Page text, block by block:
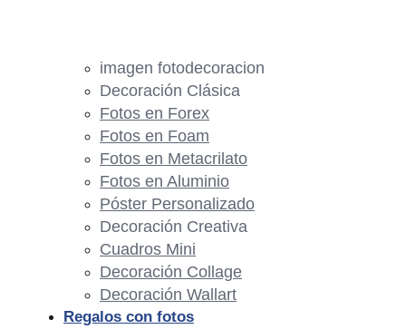
imagen fotodecoracion
Decoración Clásica
Fotos en Forex
Fotos en Foam
Fotos en Metacrilato
Fotos en Aluminio
Póster Personalizado
Decoración Creativa
Cuadros Mini
Decoración Collage
Decoración Wallart
Regalos con fotos